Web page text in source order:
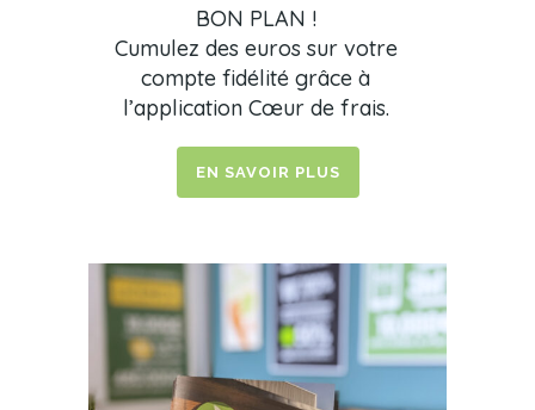
BON PLAN !
Cumulez des euros sur votre
compte fidélité grâce à
l’application Cœur de frais.
EN SAVOIR PLUS